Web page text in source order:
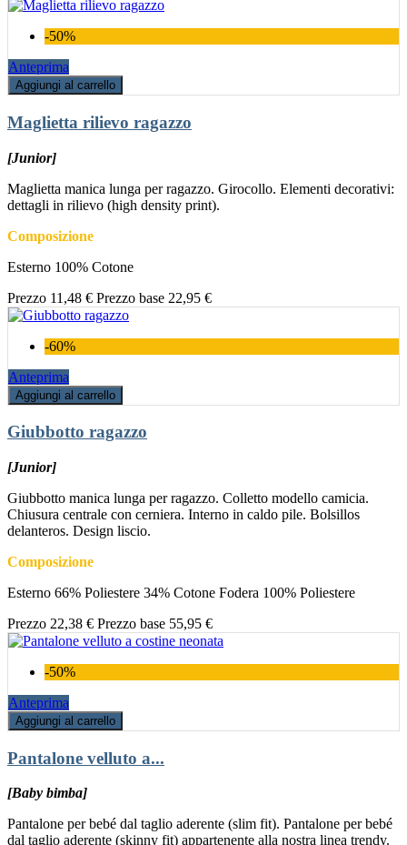
-50%
Anteprima
Aggiungi al carrello
Maglietta rilievo ragazzo
[Junior]
Maglietta manica lunga per ragazzo. Girocollo. Elementi decorativi:
dettagli in rilievo (high density print).
Composizione
Esterno 100% Cotone
Prezzo 11,48 € Prezzo base 22,95 €
-60%
Anteprima
Aggiungi al carrello
Giubbotto ragazzo
[Junior]
Giubbotto manica lunga per ragazzo. Colletto modello camicia.
Chiusura centrale con cerniera. Interno in caldo pile. Bolsillos
delanteros. Design liscio.
Composizione
Esterno 66% Poliestere 34% Cotone Fodera 100% Poliestere
Prezzo 22,38 € Prezzo base 55,95 €
-50%
Anteprima
Aggiungi al carrello
Pantalone velluto a...
[Baby bimba]
Pantalone per bebé dal taglio aderente (slim fit). Pantalone per bebé
dal taglio aderente (skinny fit) appartenente alla nostra linea trendy.